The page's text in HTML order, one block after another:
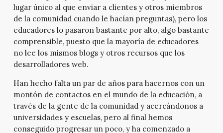
lugar único al que enviar a clientes y otros miembros
de la comunidad cuando le hacían preguntas), pero los
educadores lo pasaron bastante por alto, algo bastante
comprensible, puesto que la mayoría de educadores
no lee los mismos blogs y otros recursos que los
desarrolladores web.
Han hecho falta un par de años para hacernos con un
montón de contactos en el mundo de la educación, a
través de la gente de la comunidad y acercándonos a
universidades y escuelas, pero al final hemos
conseguido progresar un poco, y ha comenzado a